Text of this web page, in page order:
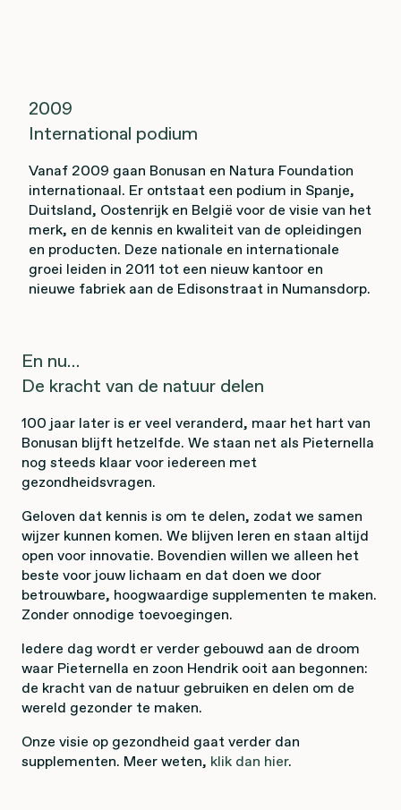
2009
International podium
Vanaf 2009 gaan Bonusan en Natura Foundation
internationaal. Er ontstaat een podium in Spanje,
Duitsland, Oostenrijk en België voor de visie van het
merk, en de kennis en kwaliteit van de opleidingen
en producten. Deze nationale en internationale
groei leiden in 2011 tot een nieuw kantoor en
nieuwe fabriek aan de Edisonstraat in Numansdorp.
En nu…
De kracht van de natuur delen
100 jaar later is er veel veranderd, maar het hart van
Bonusan blijft hetzelfde. We staan net als Pieternella
nog steeds klaar voor iedereen met
gezondheidsvragen.
Geloven dat kennis is om te delen, zodat we samen
wijzer kunnen komen. We blijven leren en staan altijd
open voor innovatie. Bovendien willen we alleen het
beste voor jouw lichaam en dat doen we door
betrouwbare, hoogwaardige supplementen te maken.
Zonder onnodige toevoegingen.
Iedere dag wordt er verder gebouwd aan de droom
waar Pieternella en zoon Hendrik ooit aan begonnen:
de kracht van de natuur gebruiken en delen om de
wereld gezonder te maken.
Onze visie op gezondheid gaat verder dan
supplementen. Meer weten, klik dan hier.